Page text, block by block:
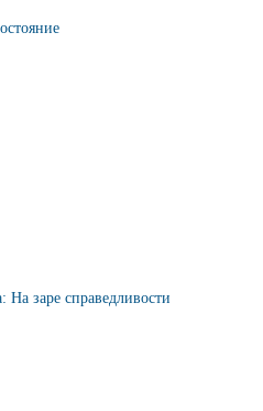
заре справедливости